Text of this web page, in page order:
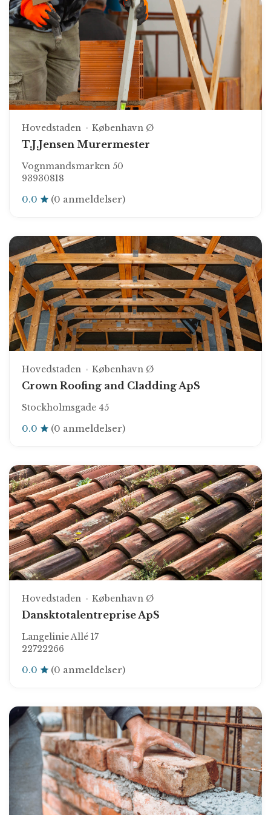
Hovedstaden København Ø
T.J.Jensen Murermester
Vognmandsmarken 50
93930818
0.0 (0 anmeldelser)
Hovedstaden København Ø
Crown Roofing and Cladding ApS
Stockholmsgade 45
0.0 (0 anmeldelser)
Hovedstaden København Ø
Dansktotalentreprise ApS
Langelinie Allé 17
22722266
0.0 (0 anmeldelser)